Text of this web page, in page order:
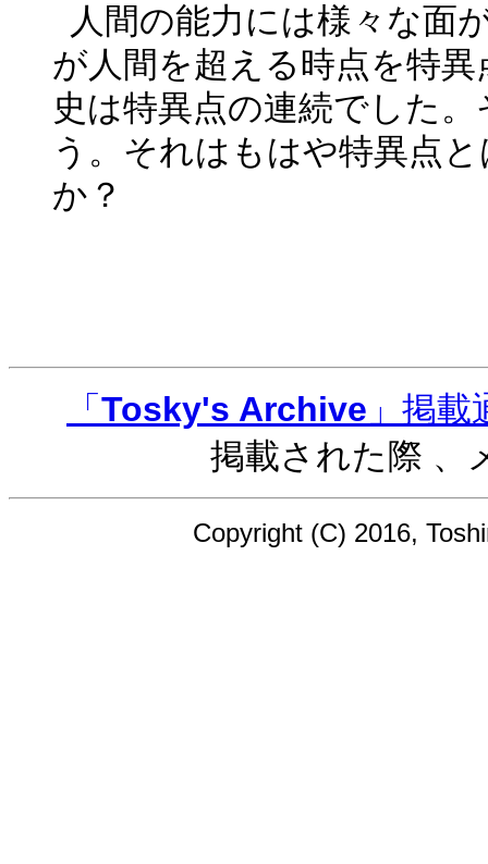
人間の能力には様々な面
が人間を超える時点を特
史は特異点の連続でした
う。それはもはや特異点
か？
「 Tosky's Archive 」掲
掲載された際 、
Copyright (C) 2016,